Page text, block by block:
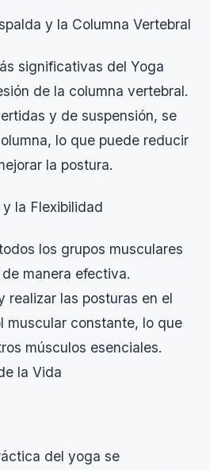
y la Columna Vertebral
significativas del Yoga
de la columna vertebral.
y de suspensión, se
lo que puede reducir
la postura.
la Flexibilidad
los grupos musculares
manera efectiva.
realizar las posturas en el
muscular constante, lo que
músculos esenciales.
la Vida
del yoga se